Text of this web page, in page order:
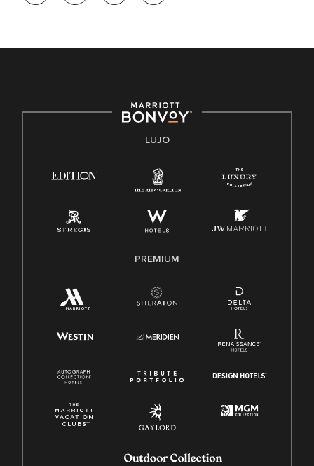
de trabajo diversa y a mantener una cultura inclusiva.
Derecho a trabajar inglés/español
Conozca sus derechos
Ley de licencia familiar y médica (FMLA)
LUJO
PREMIUM